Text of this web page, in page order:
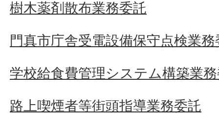
樹木薬剤散布業務委託
門真市庁舎受電設備保守点検業務
学校給食費管理システム構築業
路上喫煙者等街頭指導業務委託